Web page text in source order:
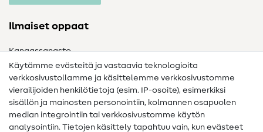
Ilmaiset oppaat
Kangassanasto
Ompelusanasto
Ompeluohjeet
Apua ja yhteystiedot
Käytämme evästeitä ja vastaavia teknologioita
verkkosivustollamme ja käsittelemme verkkosivustomme
vierailijoiden henkilötietoja (esim. IP-osoite), esimerkiksi
sisällön ja mainosten personointiin, kolmannen osapuolen
median integrointiin tai verkkosivustomme käytön
analysointiin. Tietojen käsittely tapahtuu vain, kun evästeet